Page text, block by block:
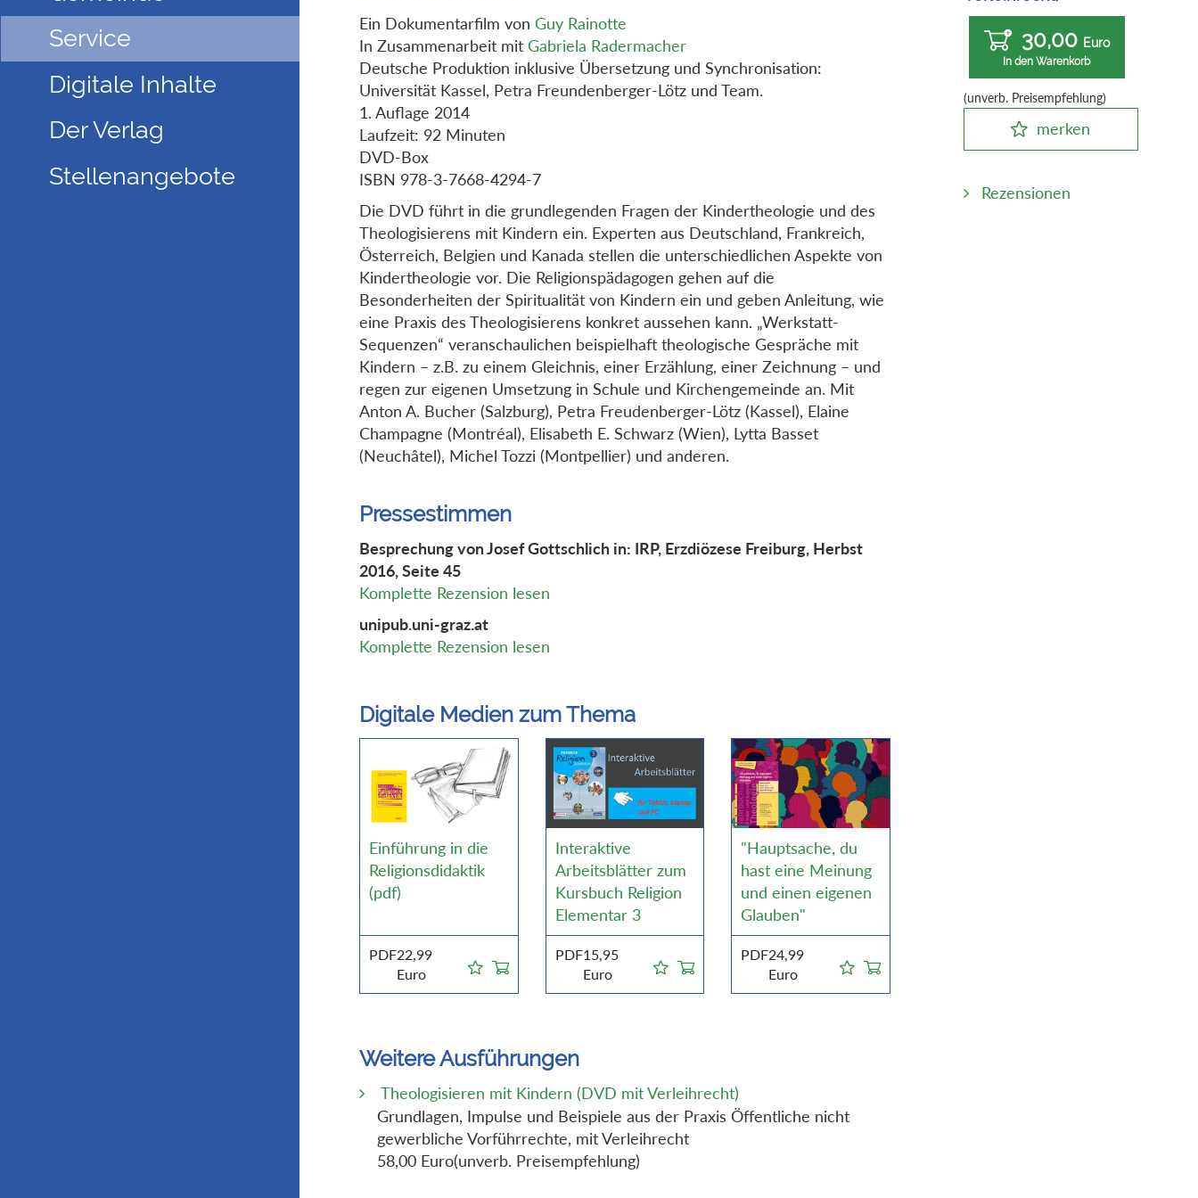
Service
Digitale Inhalte
Der Verlag
Stellenangebote
Ein Dokumentarfilm vonGuy Rainotte
In Zusammenarbeit mitGabriela Radermacher
Deutsche Produktion inklusive Übersetzung und Synchronisation:
Universität Kassel, Petra Freundenberger-Lötz und Team.
1. Auflage 2014
Laufzeit: 92 Minuten
DVD-Box
ISBN 978-3-7668-4294-7
Die DVD führt in die grundlegenden Fragen der Kindertheologie und des
Theologisierens mit Kindern ein. Experten aus Deutschland, Frankreich,
Österreich, Belgien und Kanada stellen die unterschiedlichen Aspekte von
Kindertheologie vor. Die Religionspädagogen gehen auf die
Besonderheiten der Spiritualität von Kindern ein und geben Anleitung, wie
eine Praxis des Theologisierens konkret aussehen kann. „Werkstatt-
Sequenzen“ veranschaulichen beispielhaft theologische Gespräche mit
Kindern – z.B. zu einem Gleichnis, einer Erzählung, einer Zeichnung – und
regen zur eigenen Umsetzung in Schule und Kirchengemeinde an. Mit
Anton A. Bucher (Salzburg), Petra Freudenberger-Lötz (Kassel), Elaine
Champagne (Montréal), Elisabeth E. Schwarz (Wien), Lytta Basset
(Neuchâtel), Michel Tozzi (Montpellier) und anderen.
Pressestimmen
Besprechung von Josef Gottschlich in: IRP, Erzdiözese Freiburg, Herbst
2016, Seite 45
Komplette Rezension lesen
unipub.uni-graz.at
Komplette Rezension lesen
Digitale Medien zum Thema
Einführung in die
Religionsdidaktik
(pdf)
PDF22,99
Euro
Interaktive
Arbeitsblätter zum
Kursbuch Religion
Elementar 3
PDF15,95
Euro
"Hauptsache, du
hast eine Meinung
und einen eigenen
Glauben"
PDF24,99
Euro
Weitere Ausführungen
Theologisieren mit Kindern (DVD mit Verleihrecht)
Grundlagen, Impulse und Beispiele aus der Praxis Öffentliche nicht
gewerbliche Vorführrechte, mit Verleihrecht
58,00 Euro(unverb. Preisempfehlung)
30,00 Euro
In den Warenkorb
(unverb. Preisempfehlung)
merken
Rezensionen